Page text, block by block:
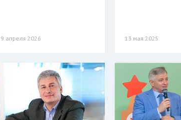
9 апреля 2026 13 мая 2025